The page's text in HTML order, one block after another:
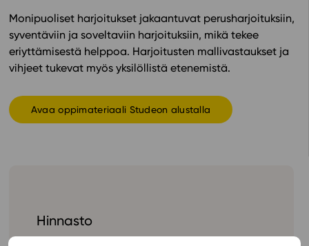
In English
Monipuoliset harjoitukset jakaantuvat perusharjoituksiin,
syventäviin ja soveltaviin harjoituksiin, mikä tekee
eriyttämisestä helppoa. Harjoitusten mallivastaukset ja
vihjeet tukevat myös yksilöllistä etenemistä.
Avaa oppimateriaali Studeon alustalla
Hinnasto